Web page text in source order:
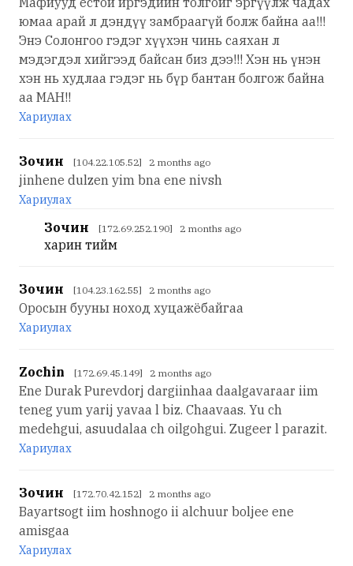
юмаа арай л дэндүү замбраагүй болж байна аа!!!
Энэ Солонгоо гэдэг хүүхэн чинь саяхан л
мэдэгдэл хийгээд байсан биз дээ!!! Хэн нь үнэн
хэн нь худлаа гэдэг нь бүр бантан болгож байна
аа МАН!!
Хариулах
Зочин [104.22.105.52] 2 months ago
jinhene dulzen yim bna ene nivsh
Хариулах
Зочин [172.69.252.190] 2 months ago
харин тийм
Зочин [104.23.162.55] 2 months ago
Оросын бууны ноход хуцажёбайгаа
Хариулах
Zochin [172.69.45.149] 2 months ago
Ene Durak Purevdorj dargiinhaa daalgavaraar iim
teneg yum yarij yavaa l biz. Chaavaas. Yu ch
medehgui, asuudalaa ch oilgohgui. Zugeer l parazit.
Хариулах
Зочин [172.70.42.152] 2 months ago
Bayartsogt iim hoshnogo ii alchuur boljee ene
amisgaa
Хариулах